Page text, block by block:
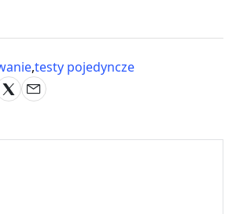
,testy pojedyncze